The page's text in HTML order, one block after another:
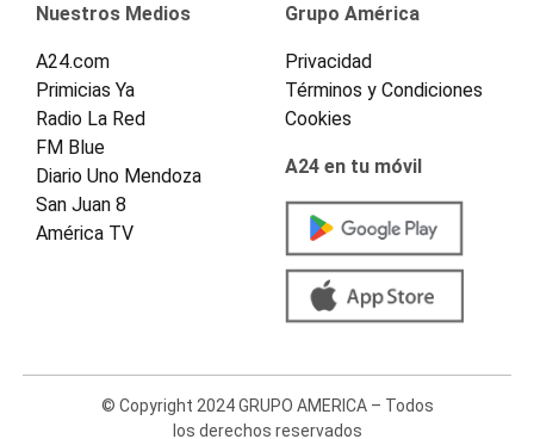
Nuestros Medios
A24.com
Primicias Ya
Radio La Red
FM Blue
Diario Uno Mendoza
San Juan 8
América TV
Grupo América
Privacidad
Términos y Condiciones
Cookies
A24 en tu móvil
© Copyright 2024 GRUPO AMERICA – Todos
los derechos reservados